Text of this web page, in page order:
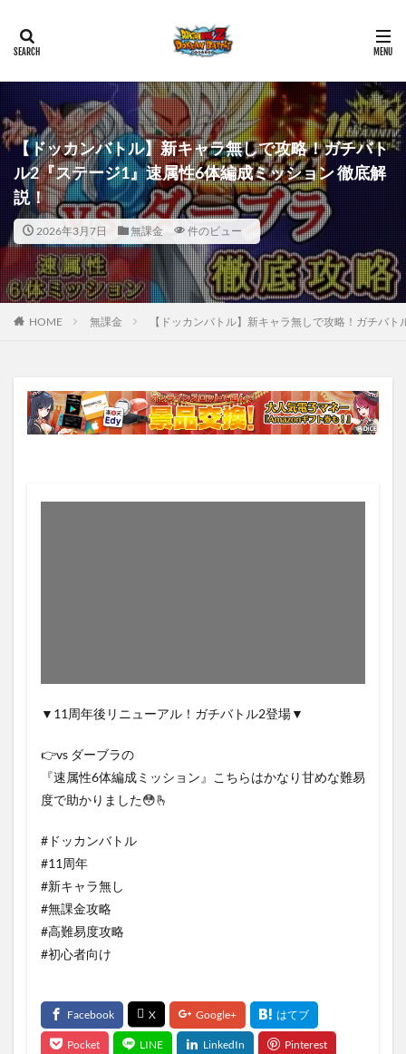
【ドッカンバトル】新キャラ無しで攻略！ガチバト
ル2『ステージ1』速属性6体編成ミッション 徹底解
説！
2026年3月7日 無課金 件のビュー
HOME 無課金 【ドッカンバトル】新キャラ無しで攻略！ガチバ
▼11周年後リニューアル！ガチバトル2登場▼
👉️vs ダーブラの
『速属性6体編成ミッション』こちらはかなり甘めな難易
度で助かりました😳🫰
#ドッカンバトル
#11周年
#新キャラ無し
#無課金攻略
#高難易度攻略
#初心者向け